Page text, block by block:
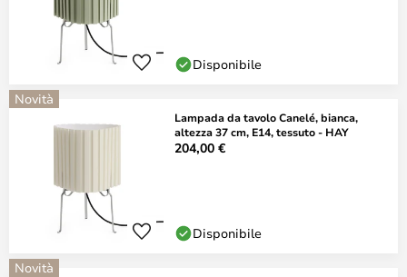
Disponibile
Novità
Lampada da tavolo Canelé, bianca,
altezza 37 cm, E14, tessuto - HAY
204,00 €
Disponibile
Novità